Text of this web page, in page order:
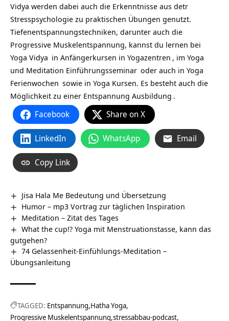
Vidya werden dabei auch die Erkenntnisse aus detr
Stresspsychologie zu praktischen Übungen genutzt.
Tiefenentspannungstechniken, darunter auch die
Progressive Muskelentspannung, kannst du lernen bei
Yoga Vidya in Anfängerkursen in Yogazentren , im Yoga
und Meditation Einführungsseminar oder auch in Yoga
Ferienwochen sowie in Yoga Kursen. Es besteht auch die
Möglichkeit zu einer Entspannung Ausbildung .
Facebook Share on X
LinkedIn WhatsApp Email
Copy Link
Jisa Hala Me Bedeutung und Übersetzung
Humor – mp3 Vortrag zur täglichen Inspiration
Meditation – Zitat des Tages
What the cup!? Yoga mit Menstruationstasse, kann das
gutgehen?
74 Gelassenheit-Einfühlungs-Meditation –
Übungsanleitung
TAGGED: Entspannung Hatha Yoga
Progressive Muskelentspannung stressabbau-podcast